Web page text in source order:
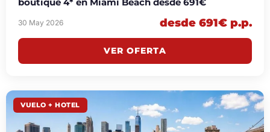
30 May 2026 desde 691€ p.p.
VER OFERTA
VUELO + HOTEL